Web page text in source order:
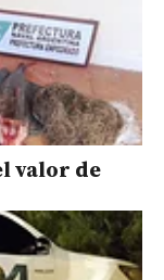
valor de